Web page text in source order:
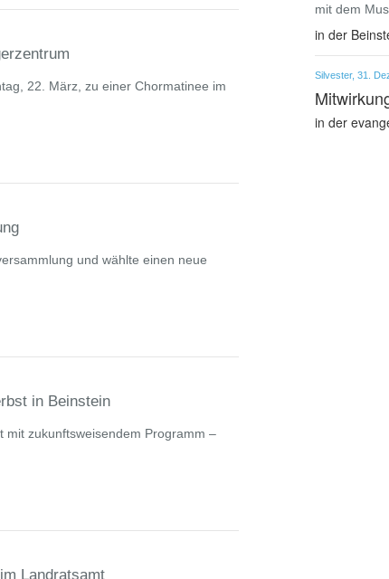
22. März, zu einer Chormatinee im
und wählte einen neue
in Beinstein
mit zukunftsweisendem Programm –
Landratsamt
mit dem
in der
Silvester, 31.
in der